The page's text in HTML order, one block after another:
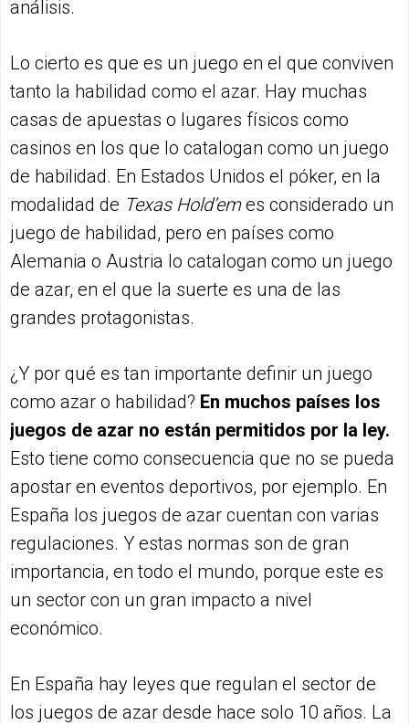
análisis.
Lo cierto es que es un juego en el que conviven
tanto la habilidad como el azar. Hay muchas
casas de apuestas o lugares físicos como
casinos en los que lo catalogan como un juego
de habilidad. En Estados Unidos el póker, en la
modalidad de Texas Hold’emes considerado un
juego de habilidad, pero en países como
Alemania o Austria lo catalogan como un juego
de azar, en el que la suerte es una de las
grandes protagonistas.
¿Y por qué es tan importante definir un juego
como azar o habilidad? En muchos países los
juegos de azar no están permitidos por la ley.
Esto tiene como consecuencia que no se pueda
apostar en eventos deportivos, por ejemplo. En
España los juegos de azar cuentan con varias
regulaciones. Y estas normas son de gran
importancia, en todo el mundo, porque este es
un sector con un gran impacto a nivel
económico.
En España hay leyes que regulan el sector de
los juegos de azar desde hace solo 10 años. La